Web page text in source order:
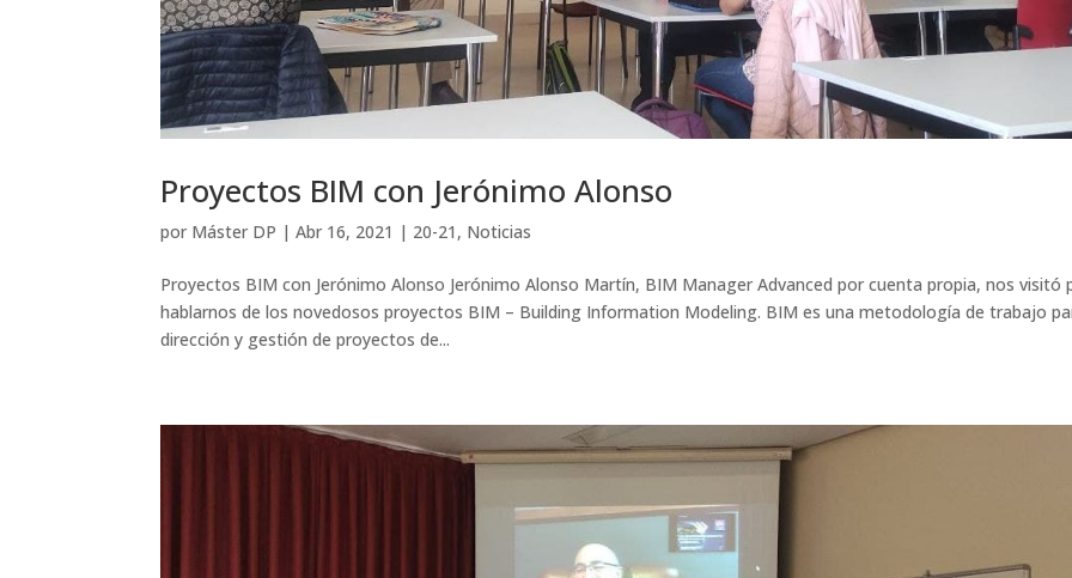
Proyectos BIM con Jerónimo Alonso
por Máster DP |Abr 16, 2021 | 20-21 , Noticias
Proyectos BIM con Jerónimo Alonso Jerónimo Alonso Martín, BIM Manager Advanced por cuenta propia, nos visitó
hablarnos de los novedosos proyectos BIM – Building Information Modeling. BIM es una metodología de trabajo
dirección y gestión de proyectos de...